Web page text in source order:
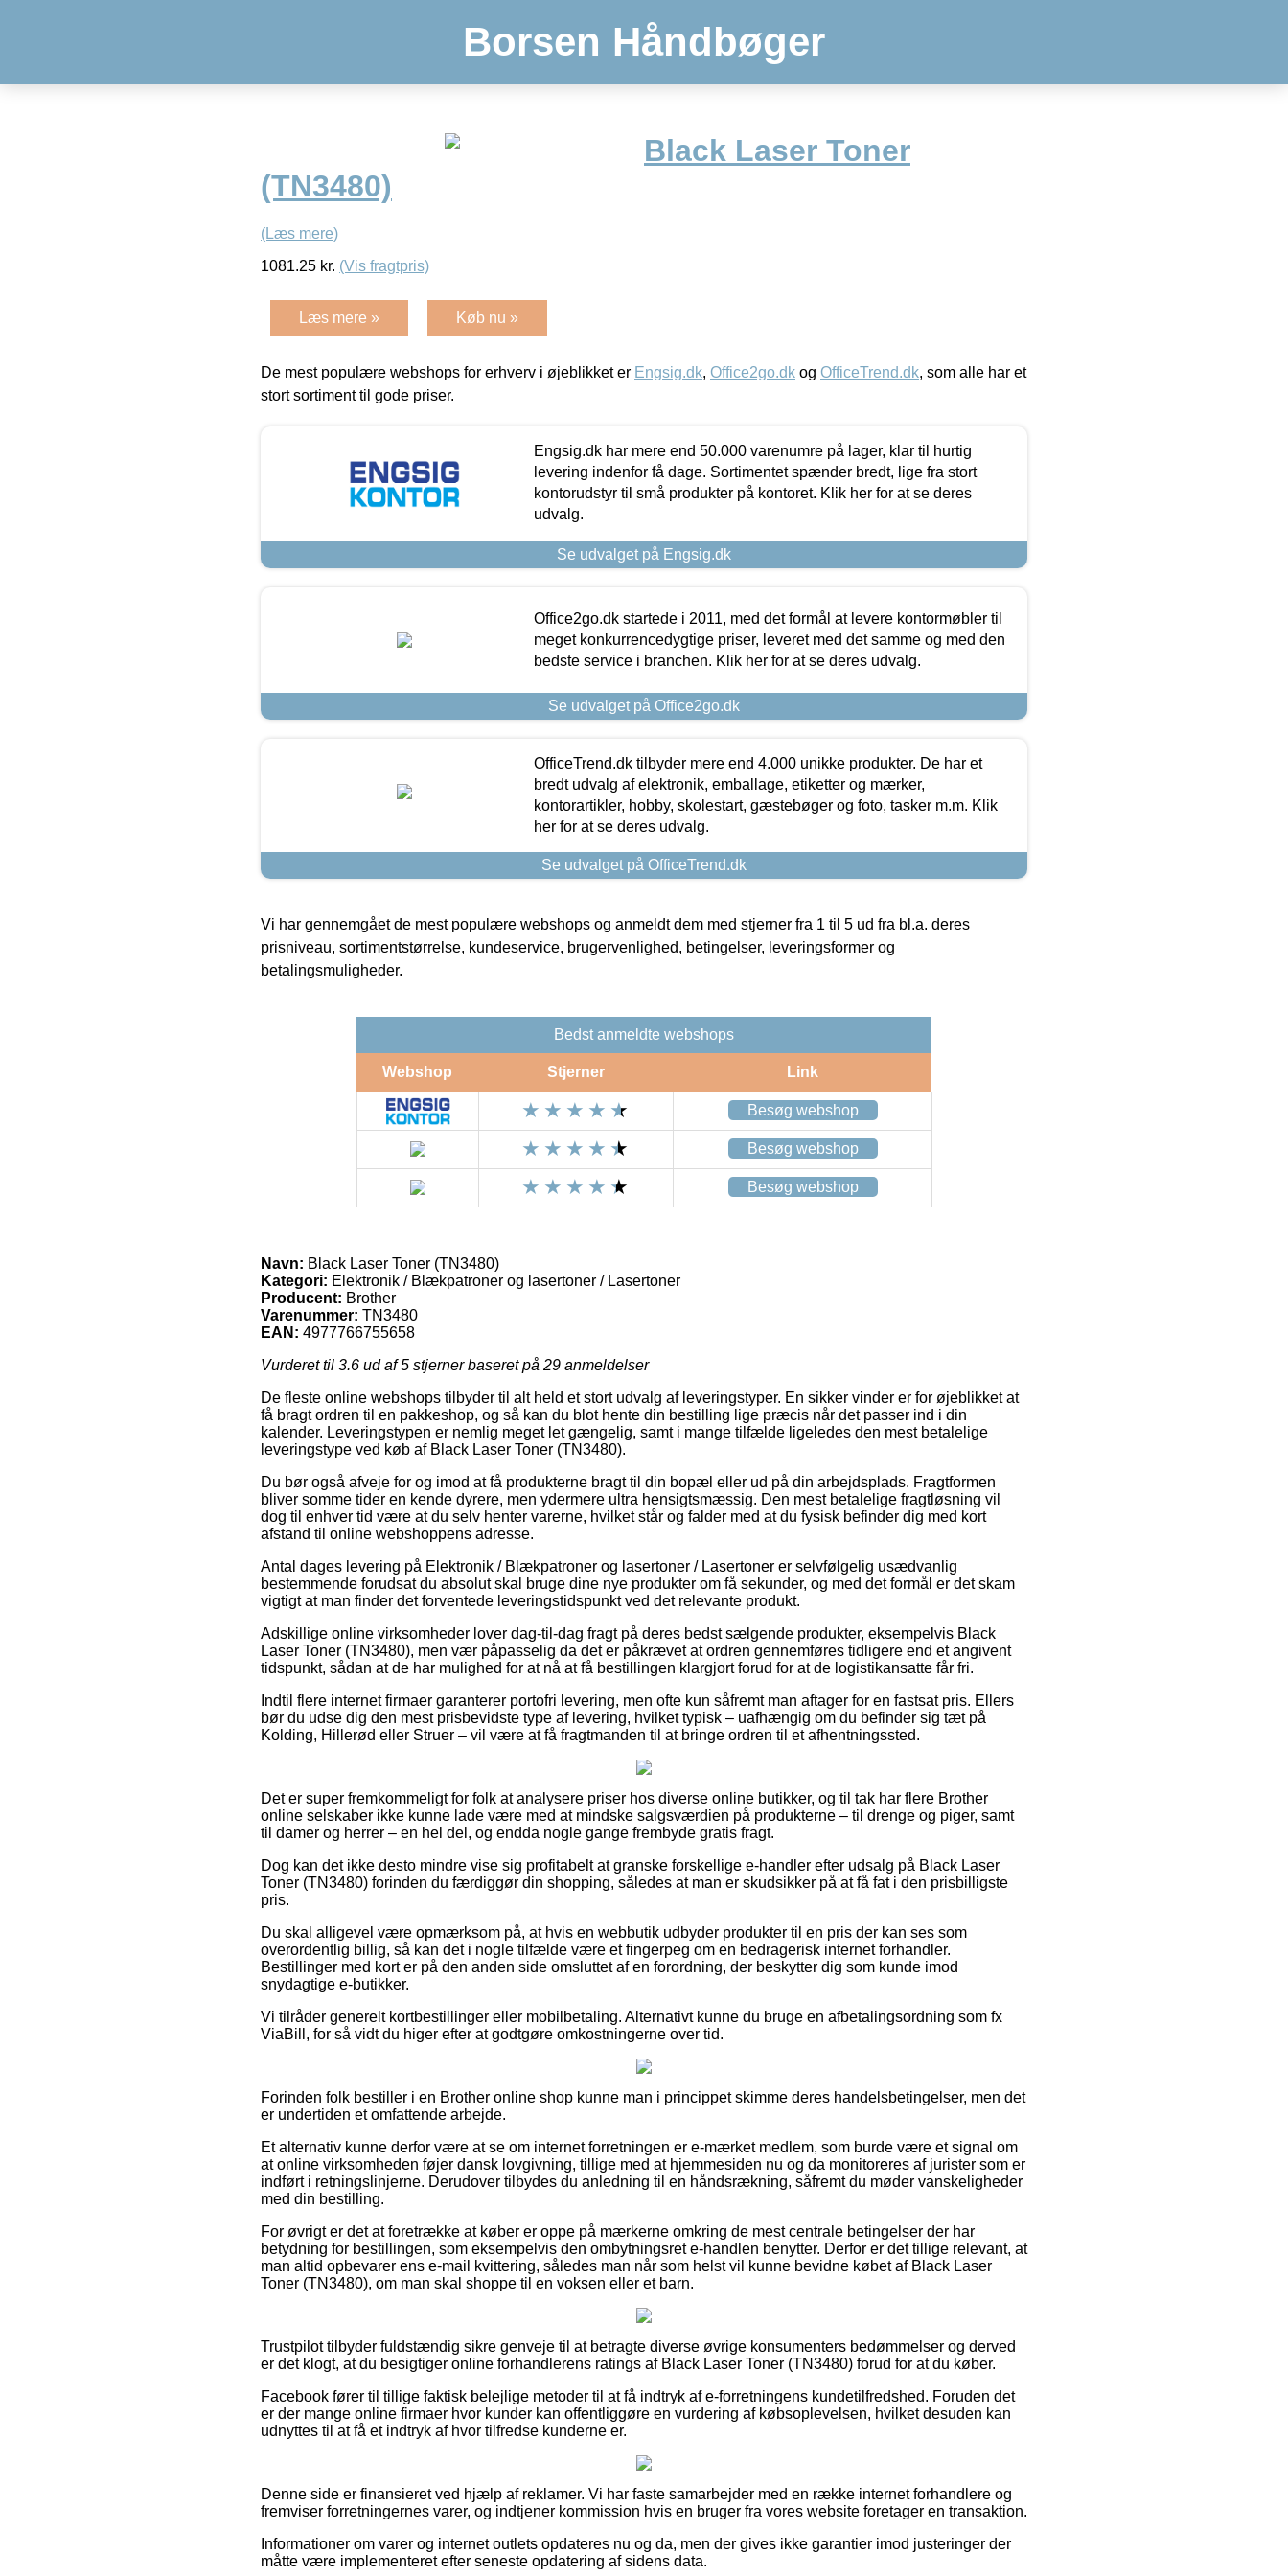
Borsen Håndbøger
Black Laser Toner
(TN3480)
(Læs mere)
1081.25 kr. (Vis fragtpris)
Læs mere » Køb nu »
De mest populære webshops for erhverv i øjeblikket er Engsig.dk, Office2go.dk og OfficeTrend.dk, som alle har et
stort sortiment til gode priser.
Engsig.dk har mere end 50.000 varenumre på lager, klar til hurtig
levering indenfor få dage. Sortimentet spænder bredt, lige fra stort
kontorudstyr til små produkter på kontoret. Klik her for at se deres
udvalg.
Se udvalget på Engsig.dk
Office2go.dk startede i 2011, med det formål at levere kontormøbler til
meget konkurrencedygtige priser, leveret med det samme og med den
bedste service i branchen. Klik her for at se deres udvalg.
Se udvalget på Office2go.dk
OfficeTrend.dk tilbyder mere end 4.000 unikke produkter. De har et
bredt udvalg af elektronik, emballage, etiketter og mærker,
kontorartikler, hobby, skolestart, gæstebøger og foto, tasker m.m. Klik
her for at se deres udvalg.
Se udvalget på OfficeTrend.dk
Vi har gennemgået de mest populære webshops og anmeldt dem med stjerner fra 1 til 5 ud fra bl.a. deres
prisniveau, sortimentstørrelse, kundeservice, brugervenlighed, betingelser, leveringsformer og
betalingsmuligheder.
Bedst anmeldte webshops
Webshop Stjerner Link
Besøg webshop
Besøg webshop
Besøg webshop
Navn: Black Laser Toner (TN3480)
Kategori: Elektronik / Blækpatroner og lasertoner / Lasertoner
Producent: Brother
Varenummer: TN3480
EAN: 4977766755658
Vurderet til 3.6 ud af 5 stjerner baseret på 29 anmeldelser
De fleste online webshops tilbyder til alt held et stort udvalg af leveringstyper. En sikker vinder er for øjeblikket at
få bragt ordren til en pakkeshop, og så kan du blot hente din bestilling lige præcis når det passer ind i din
kalender. Leveringstypen er nemlig meget let gængelig, samt i mange tilfælde ligeledes den mest betalelige
leveringstype ved køb af Black Laser Toner (TN3480).
Du bør også afveje for og imod at få produkterne bragt til din bopæl eller ud på din arbejdsplads. Fragtformen
bliver somme tider en kende dyrere, men ydermere ultra hensigtsmæssig. Den mest betalelige fragtløsning vil
dog til enhver tid være at du selv henter varerne, hvilket står og falder med at du fysisk befinder dig med kort
afstand til online webshoppens adresse.
Antal dages levering på Elektronik / Blækpatroner og lasertoner / Lasertoner er selvfølgelig usædvanlig
bestemmende forudsat du absolut skal bruge dine nye produkter om få sekunder, og med det formål er det skam
vigtigt at man finder det forventede leveringstidspunkt ved det relevante produkt.
Adskillige online virksomheder lover dag-til-dag fragt på deres bedst sælgende produkter, eksempelvis Black
Laser Toner (TN3480), men vær påpasselig da det er påkrævet at ordren gennemføres tidligere end et angivent
tidspunkt, sådan at de har mulighed for at nå at få bestillingen klargjort forud for at de logistikansatte får fri.
Indtil flere internet firmaer garanterer portofri levering, men ofte kun såfremt man aftager for en fastsat pris. Ellers
bør du udse dig den mest prisbevidste type af levering, hvilket typisk – uafhængig om du befinder sig tæt på
Kolding, Hillerød eller Struer – vil være at få fragtmanden til at bringe ordren til et afhentningssted.
Det er super fremkommeligt for folk at analysere priser hos diverse online butikker, og til tak har flere Brother
online selskaber ikke kunne lade være med at mindske salgsværdien på produkterne – til drenge og piger, samt
til damer og herrer – en hel del, og endda nogle gange frembyde gratis fragt.
Dog kan det ikke desto mindre vise sig profitabelt at granske forskellige e-handler efter udsalg på Black Laser
Toner (TN3480) forinden du færdiggør din shopping, således at man er skudsikker på at få fat i den prisbilligste
pris.
Du skal alligevel være opmærksom på, at hvis en webbutik udbyder produkter til en pris der kan ses som
overordentlig billig, så kan det i nogle tilfælde være et fingerpeg om en bedragerisk internet forhandler.
Bestillinger med kort er på den anden side omsluttet af en forordning, der beskytter dig som kunde imod
snydagtige e-butikker.
Vi tilråder generelt kortbestillinger eller mobilbetaling. Alternativt kunne du bruge en afbetalingsordning som fx
ViaBill, for så vidt du higer efter at godtgøre omkostningerne over tid.
Forinden folk bestiller i en Brother online shop kunne man i princippet skimme deres handelsbetingelser, men det
er undertiden et omfattende arbejde.
Et alternativ kunne derfor være at se om internet forretningen er e-mærket medlem, som burde være et signal om
at online virksomheden føjer dansk lovgivning, tillige med at hjemmesiden nu og da monitoreres af jurister som er
indført i retningslinjerne. Derudover tilbydes du anledning til en håndsrækning, såfremt du møder vanskeligheder
med din bestilling.
For øvrigt er det at foretrække at køber er oppe på mærkerne omkring de mest centrale betingelser der har
betydning for bestillingen, som eksempelvis den ombytningsret e-handlen benytter. Derfor er det tillige relevant, at
man altid opbevarer ens e-mail kvittering, således man når som helst vil kunne bevidne købet af Black Laser
Toner (TN3480), om man skal shoppe til en voksen eller et barn.
Trustpilot tilbyder fuldstændig sikre genveje til at betragte diverse øvrige konsumenters bedømmelser og derved
er det klogt, at du besigtiger online forhandlerens ratings af Black Laser Toner (TN3480) forud for at du køber.
Facebook fører til tillige faktisk belejlige metoder til at få indtryk af e-forretningens kundetilfredshed. Foruden det
er der mange online firmaer hvor kunder kan offentliggøre en vurdering af købsoplevelsen, hvilket desuden kan
udnyttes til at få et indtryk af hvor tilfredse kunderne er.
Denne side er finansieret ved hjælp af reklamer. Vi har faste samarbejder med en række internet forhandlere og
fremviser forretningernes varer, og indtjener kommission hvis en bruger fra vores website foretager en transaktion.
Informationer om varer og internet outlets opdateres nu og da, men der gives ikke garantier imod justeringer der
måtte være implementeret efter seneste opdatering af sidens data.